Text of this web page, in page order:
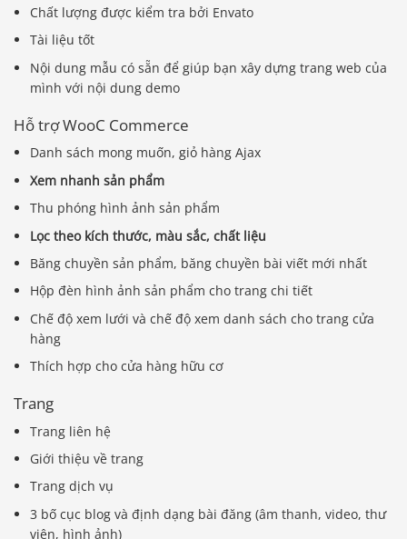
Chất lượng được kiểm tra bởi Envato
Tài liệu tốt
Nội dung mẫu có sẵn để giúp bạn xây dựng trang web của
mình với nội dung demo
Hỗ trợ WooC Commerce
Danh sách mong muốn, giỏ hàng Ajax
Xem nhanh sản phẩm
Thu phóng hình ảnh sản phẩm
Lọc theo kích thước, màu sắc, chất liệu
Băng chuyền sản phẩm, băng chuyền bài viết mới nhất
Hộp đèn hình ảnh sản phẩm cho trang chi tiết
Chế độ xem lưới và chế độ xem danh sách cho trang cửa
hàng
Thích hợp cho cửa hàng hữu cơ
Trang
Trang liên hệ
Giới thiệu về trang
Trang dịch vụ
3 bố cục blog và định dạng bài đăng (âm thanh, video, thư
viện, hình ảnh)